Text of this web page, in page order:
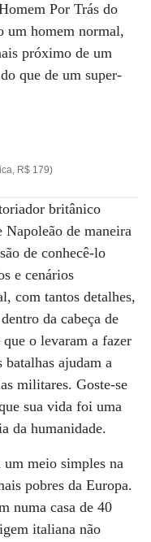
Por Trás do
um homem normal,
próximo de um
que de um super-
R$ 179)
britânico
de maneira
de conhecê-lo
e cenários
com tantos detalhes,
da cabeça de
que o levaram a fazer
batalhas ajudam a
militares. Goste-se
sua vida foi uma
da humanidade.
um meio simples na
pobres da Europa.
numa casa de 40
italiana não